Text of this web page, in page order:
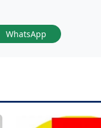
WhatsApp